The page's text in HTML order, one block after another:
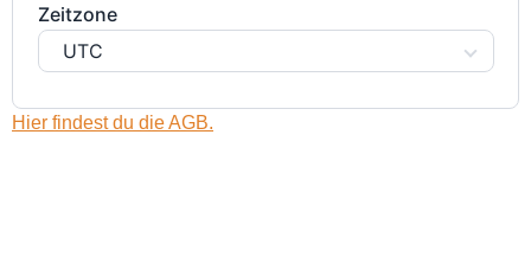
Zeitzone
UTC
Hier findest du die AGB.